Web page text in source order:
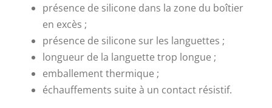
présence de silicone dans la zone du boîtier
en excès ;
présence de silicone sur les languettes ;
longueur de la languette trop longue ;
emballement thermique ;
échauffements suite à un contact résistif.